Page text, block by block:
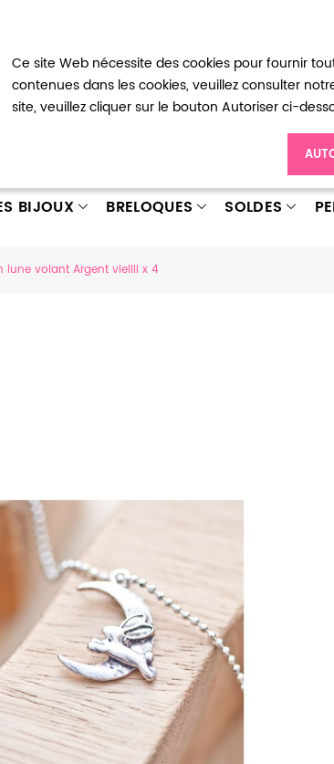
Ce site Web nécessite des cookies pour fournir
contenues dans les cookies, veuillez consulter
site, veuillez cliquer sur le bouton Autoriser ci-
Mon compte Ma liste
BIJOUX BRELOQUES SOLDES
lune volant Argent vieilli x 4